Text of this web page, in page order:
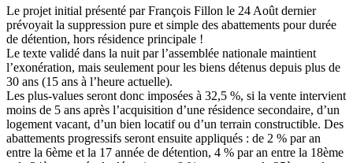
Le projet initial présenté par François Fillon le 24 Août dernier
prévoyait la suppression pure et simple des abattements pour durée
de détention, hors résidence principale !
Le texte validé dans la nuit par l’assemblée nationale maintient
l’exonération, mais seulement pour les biens détenus depuis plus de
30 ans (15 ans à l’heure actuelle).
Les plus-values seront donc imposées à 32,5 %, si la vente intervient
moins de 5 ans après l’acquisition d’une résidence secondaire, d’un
logement vacant, d’un bien locatif ou d’un terrain constructible. Des
abattements progressifs seront ensuite appliqués : de 2 % par an
entre la 6ème et la 17 année de détention, 4 % par an entre la 18ème